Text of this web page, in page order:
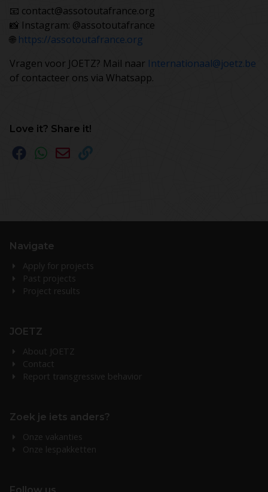
📧 contact@assotoutafrance.org
📸 Instagram: @assotoutafrance
🌐 https://assotoutafrance.org
Vragen voor JOETZ? Mail naar Internationaal@joetz.be
of contacteer ons via Whatsapp.
Love it? Share it!
Navigate
Apply for projects
Past projects
Project results
JOETZ
About JOETZ
Contact
Report transgressive behavior
Zoek je iets anders?
Onze vakanties
Onze lespakketten